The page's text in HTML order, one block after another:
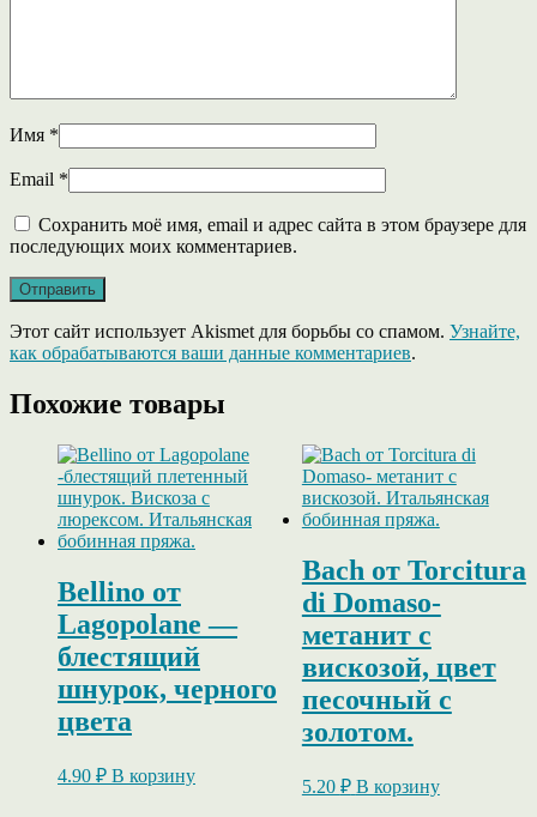
Имя *
Email *
Сохранить моё имя, email и адрес сайта в этом браузере для
последующих моих комментариев.
Этот сайт использует Akismet для борьбы со спамом. Узнайте,
как обрабатываются ваши данные комментариев.
Похожие товары
Bellino от
Lagopolane —
блестящий
шнурок, черного
цвета
4.90 ₽ В корзину
Bach от Torcitura
di Domaso-
метанит с
вискозой, цвет
песочный с
золотом.
5.20 ₽ В корзину